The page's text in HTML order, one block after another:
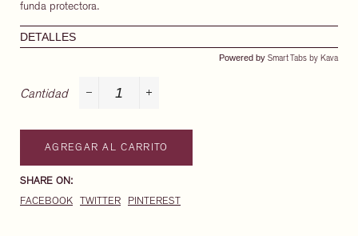
funda protectora.
DETALLES
Powered by Smart Tabs by Kava
Cantidad
AGREGAR AL CARRITO
SHARE ON:
FACEBOOK
TWITTER PINTEREST